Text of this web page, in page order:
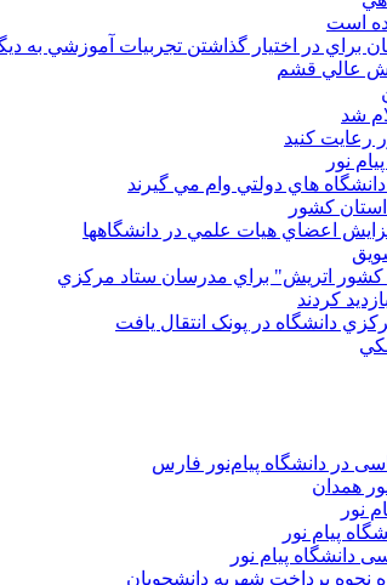
براي در اختيار گذاشتن تجربيات آموزشي به
عالي قشم
شد
رعایت کنید
نور
هاي دولتي وام مي گيرند
اعضاي هيات علمي در دانشگاهها
اتريش" براي مدرسان ستاد مرکزي
دانشگاه در پونک انتقال يافت
در دانشگاه پیام‌نور فارس
همدان
پیام نور
دانشگاه پیام نور
نحوه پرداخت شهریه دانشجویان